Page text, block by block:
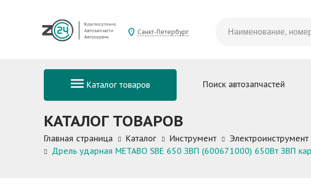
Санкт-Петербург
Каталог товаров Поиск автозапчастей
КАТАЛОГ ТОВАРОВ
Главная страница Каталог Инструмент Электроинструмент
Дрель ударная METABO SBE 650 ЗВП (600671000) 650Вт ЗВП